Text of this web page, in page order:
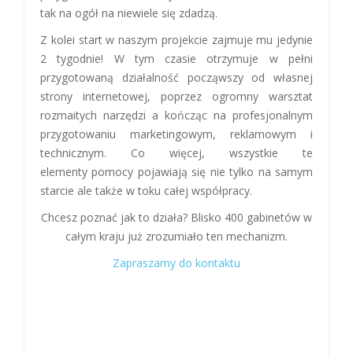
tak na ogół na niewiele się zdadzą.
Z kolei start w naszym projekcie zajmuje mu jedynie
2 tygodnie! W tym czasie otrzymuje w pełni
przygotowaną działalność począwszy od własnej
strony internetowej, poprzez ogromny warsztat
rozmaitych narzędzi a kończąc na profesjonalnym
przygotowaniu marketingowym, reklamowym i
technicznym. Co więcej, wszystkie te
elementy pomocy pojawiają się nie tylko na samym
starcie ale także w toku całej współpracy.
Chcesz poznać jak to działa? Blisko 400 gabinetów w
całym kraju już zrozumiało ten mechanizm.
Zapraszamy do kontaktu